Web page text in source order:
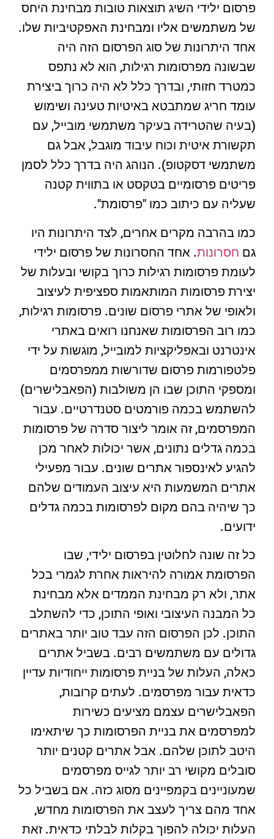
פרסום ילידי השיג תוצאות טובות מבחינת היחס
של משתמשים אליו ומבחינת האפקטיביות שלו.
אחד היתרונות של סוג הפרסום הזה היה
שבשונה מפרסומות רגילות, הוא לא נתפס
כמטרד חזותי, ובדרך כלל לא היה כרוך ביצירת
עומד חריג שמתבטא באיטיות טעינה ושימוש
(בעיה שהטרידה בעיקר משתמשי מובייל, עם
תקשורת איטית וכוח עיבוד מוגבל, אבל גם
משתמשי דסקטופ). הנוהג היה בדרך כלל לסמן
פריטים פרסומיים בטקסט או בתווית קטנה
שעליה עם כיתוב כמו "פרסומת".
כמו בהרבה מקרים אחרים, לצד היתרונות היו
גם חסרונות. אחד החסרונות של פרסום ילידי
לעומת פרסומות רגילות כרוך בקושי ובעלות של
יצירת פרסומות המותאמות ספציפית לעיצוב
ולאופי של אתרי פרסום שונים. פרסומות רגילות,
כמו רוב הפרסומות שאנחנו רואים באתרי
אינטרנט ובאפליקציות למובייל, מוגשות על ידי
פלטפורמות פרסום שדורשות ממפרסמים
ומספקי התוכן שבו הן משולבות (הפאבלישרים)
להשתמש בכמה פורמטים סטנדרטיים. עבור
המפרסמים, זה אומר ליצור סדרה של פרסומות
בכמה גדלים נתונים, אשר יכולות לאחר מכן
להגיע לאינספור אתרים שונים. עבור מפעילי
אתרים המשמעות היא עיצוב העמודים שלהם
כך שיהיה בהם מקום לפרסומות בכמה גדלים
ידועים.
כל זה שונה לחלוטין בפרסום ילידי, שבו
הפרסומת אמורה להיראות אחרת לגמרי בכל
אתר, ולא רק מבחינת הממדים אלא מבחינת
כל המבנה העיצובי ואופי התוכן, כדי להשתלב
התוכן. לכן הפרסום הזה עבד טוב יותר באתרים
גדולים עם משתמשים רבים. בשביל אתרים
כאלה, העלות של בניית פרסומות ייחודיות עדיין
כדאית עבור מפרסמים. לעתים קרובות,
הפאבלישרים עצמם מציעים כשירות
למפרסמים את בניית הפרסומות כך שיתאימו
היטב לתוכן שלהם. אבל אתרים קטנים יותר
סובלים מקושי רב יותר לגייס מפרסמים
שמעוניינים בקמפיינים מסוג כזה. אם בשביל כל
אחד מהם צריך לעצב את הפרסומות מחדש,
העלות יכולה להפוך בקלות לבלתי כדאית. זאת